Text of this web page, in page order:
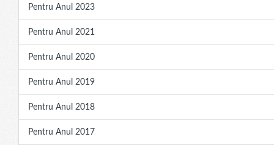
Pentru Anul 2023
Pentru Anul 2021
Pentru Anul 2020
Pentru Anul 2019
Pentru Anul 2018
Pentru Anul 2017